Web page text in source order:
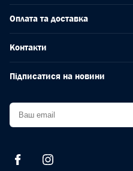
Оплата та доставка
Контакти
Підписатися на новини